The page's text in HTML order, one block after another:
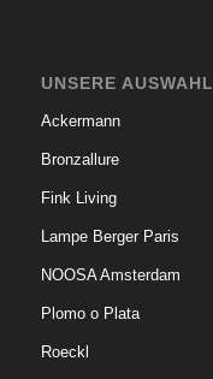
UNSERE AUSWAHL
Ackermann
Bronzallure
Fink Living
Lampe Berger Paris
NOOSA Amsterdam
Plomo o Plata
Roeckl